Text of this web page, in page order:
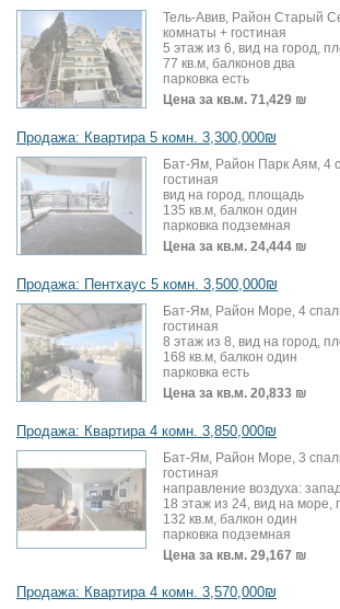
Тель-Авив, Район Старый
комнаты + гостиная
5 этаж из 6, вид на город,
77 кв.м, балконов два
парковка есть
Цена за кв.м. 71,429 ₪
Продажа: Квартира 5 комн. 3,300,000₪
Бат-Ям, Район Парк Аям, 4
гостиная
вид на город, площадь
135 кв.м, балкон один
парковка подземная
Цена за кв.м. 24,444 ₪
Продажа: Пентхаус 5 комн. 3,500,000₪
Бат-Ям, Район Море, 4
гостиная
8 этаж из 8, вид на город,
168 кв.м, балкон один
парковка есть
Цена за кв.м. 20,833 ₪
Продажа: Квартира 4 комн. 3,850,000₪
Бат-Ям, Район Море, 3
гостиная
направление воздуха: запад
18 этаж из 24, вид на море,
132 кв.м, балкон один
парковка подземная
Цена за кв.м. 29,167 ₪
Продажа: Квартира 4 комн. 3,570,000₪